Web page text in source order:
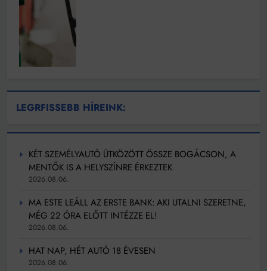
LEGRFISSEBB HÍREINK:
KÉT SZEMÉLYAUTÓ ÜTKÖZÖTT ÖSSZE BOGÁCSON, A
MENTŐK IS A HELYSZÍNRE ÉRKEZTEK
2026.08.06.
MA ESTE LEÁLL AZ ERSTE BANK: AKI UTALNI SZERETNE,
MÉG 22 ÓRA ELŐTT INTÉZZE EL!
2026.08.06.
HAT NAP, HÉT AUTÓ 18 ÉVESEN
2026.08.06.